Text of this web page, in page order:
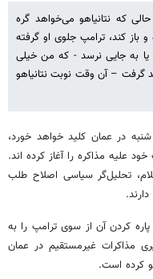
که نتانیاهو می‌خواهد گره
باز کند، ترامپ جلوی او گرفته
یا به جایی نرسد - که من خیلی
گرفت – آن وقت نوبت نتانیاهو
در عمان کلید خواهد خورد،
علیه مذاکره را آغاز کرده اند.
تحلیل‌گر سیاسی اصلاح طلب
پاره کردن آن از سوی ترامپ را به
مذاکرات غیرمستقیم در عمان
کرده است.